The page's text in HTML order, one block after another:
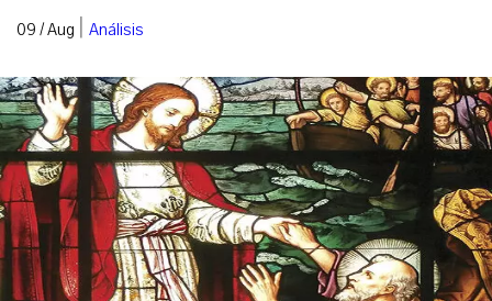
09 / Aug | Análisis